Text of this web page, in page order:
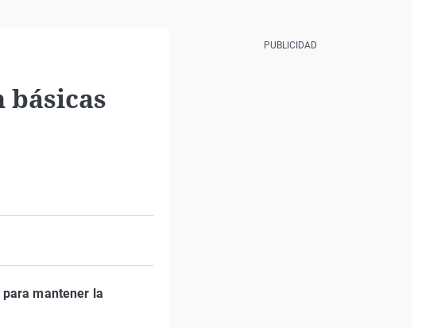
básicas
para mantener la